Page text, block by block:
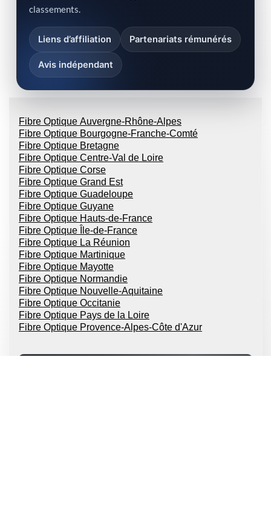
classements.
Liens d’affiliation Partenariats rémunérés
Avis indépendant
Fibre Optique Auvergne-Rhône-Alpes
Fibre Optique Bourgogne-Franche-Comté
Fibre Optique Bretagne
Fibre Optique Centre-Val de Loire
Fibre Optique Corse
Fibre Optique Grand Est
Fibre Optique Guadeloupe
Fibre Optique Guyane
Fibre Optique Hauts-de-France
Fibre Optique Île-de-France
Fibre Optique La Réunion
Fibre Optique Martinique
Fibre Optique Mayotte
Fibre Optique Normandie
Fibre Optique Nouvelle-Aquitaine
Fibre Optique Occitanie
Fibre Optique Pays de la Loire
Fibre Optique Provence-Alpes-Côte d'Azur